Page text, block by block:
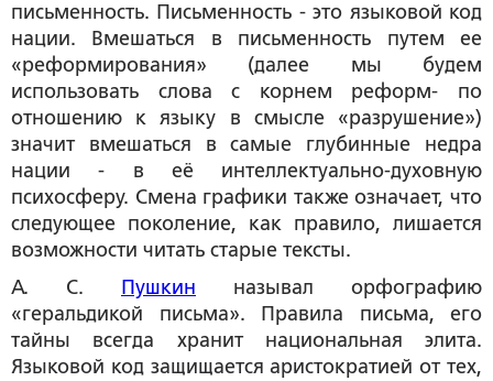
письменность. Письменность - это языковой код
нации. Вмешаться в письменность путем ее
«реформирования» (далее мы будем
использовать слова с корнем реформ- по
отношению к языку в смысле «разрушение»)
значит вмешаться в самые глубинные недра
нации - в её интеллектуально-духовную
психосферу. Смена графики также означает, что
следующее поколение, как правило, лишается
возможности читать старые тексты.
А. С.
Пушкин называл орфографию
«геральдикой письма». Правила письма, его
тайны всегда хранит национальная элита.
Языковой код защищается аристократией от тех,